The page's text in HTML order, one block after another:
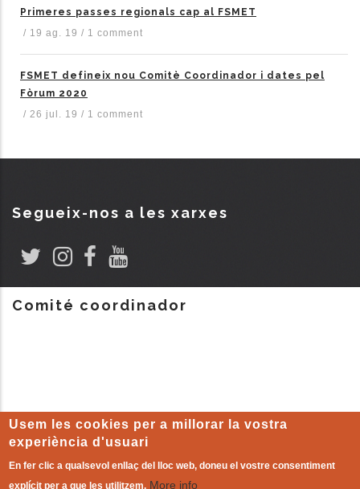
Primeres passes regionals cap al FSMET
/ 19 ag. 19 / 1 comment
FSMET defineix nou Comitè Coordinador i dates pel
Fòrum 2020
/ 26 jul. 19 / 1 comment
Segueix-nos a les xarxes
Comité coordinador
Usem les cookies per a millorar la vostra
experiència d'usuari
En fer clic a qualsevol enllaç del lloc web, doneu el vostre consentiment
explícit per a que les utilitzem. More info